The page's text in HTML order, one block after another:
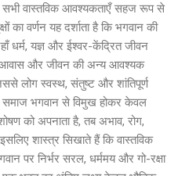
सभी वास्तविक आवश्यकताएँ सहज रूप से
का वर्णन यह दर्शाता है कि भगवान की
धर्म, यज्ञ और ईश्वर-केंद्रित जीवन
आवास और जीवन की अन्य आवश्यक
लोग स्वस्थ, संतुष्ट और शांतिपूर्ण
समाज भगवान से विमुख होकर केवल
को अपनाता है, तब अभाव, रोग,
शास्त्र सिखाते हैं कि वास्तविक
पर निर्भर सरल, धर्ममय और गो-रक्षा